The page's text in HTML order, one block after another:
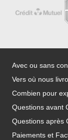
Avec ou sans
Vers où nous
Combien pour
Questions avant
Questions après
Paiements et